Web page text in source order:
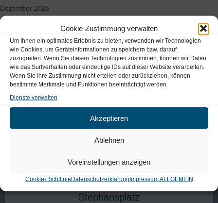
Cookie-Zustimmung verwalten
Um Ihnen ein optimales Erlebnis zu bieten, verwenden wir Technologien
wie Cookies, um Geräteinformationen zu speichern bzw. darauf
zuzugreifen. Wenn Sie diesen Technologien zustimmen, können wir Daten
wie das Surfverhalten oder eindeutige IDs auf dieser Website verarbeiten.
Wenn Sie Ihre Zustimmung nicht erteilen oder zurückziehen, können
bestimmte Merkmale und Funktionen beeinträchtigt werden.
Dienste verwalten
Akzeptieren
Ablehnen
Voreinstellungen anzeigen
Cookie-RichtlinieDatenschutzerklärungImpressum ALLGEMEIN
Dezember 2025
November 2025
August 2025
Juni 2025
Mai 2025
April 2025
März 2025
Standorte & Kontakt
MEDIZINICUM
Stephansplatz